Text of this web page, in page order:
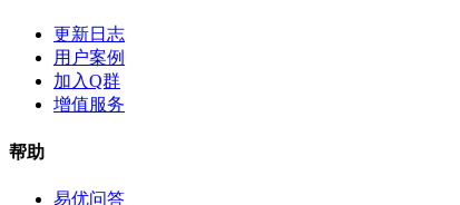
更新日志
用户案例
加入Q群
增值服务
帮助
易优问答